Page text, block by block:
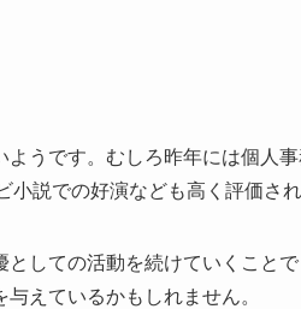
うです。むしろ昨年には個人
説での好演なども高く評価され
しての活動を続けていくこと
えているかもしれません。